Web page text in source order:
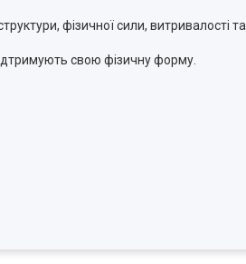
фізичної сили, витривалості та
свою фізичну форму.